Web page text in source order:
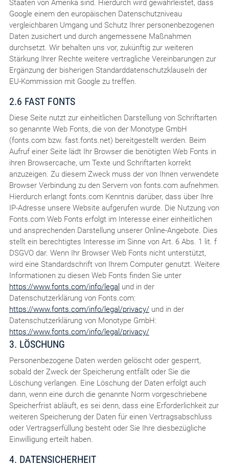
Staaten von Amerika sind. Hierdurch wird gewährleistet, dass
Google einem den europäischen Datenschutzniveau
vergleichbaren Umgang und Schutz Ihrer personenbezogenen
Daten zusichert und durch angemessene Maßnahmen
durchsetzt. Wir behalten uns vor, zukünftig zur weiteren
Stärkung Ihrer Rechte weitere vertragliche Vereinbarungen zur
Ergänzung der bisherigen Standarddatenschutzklauseln der
EU-Kommission mit Google zu treffen.
2.6 FAST FONTS
Diese Seite nutzt zur einheitlichen Darstellung von Schriftarten
so genannte Web Fonts, die von der Monotype GmbH
(fonts.com bzw. fast.fonts.net) bereitgestellt werden. Beim
Aufruf einer Seite lädt Ihr Browser die benötigten Web Fonts in
ihren Browsercache, um Texte und Schriftarten korrekt
anzuzeigen. Zu diesem Zweck muss der von Ihnen verwendete
Browser Verbindung zu den Servern von fonts.com aufnehmen.
Hierdurch erlangt fonts.com Kenntnis darüber, dass über Ihre
IP-Adresse unsere Website aufgerufen wurde. Die Nutzung von
Fonts.com Web Fonts erfolgt im Interesse einer einheitlichen
und ansprechenden Darstellung unserer Online-Angebote. Dies
stellt ein berechtigtes Interesse im Sinne von Art. 6 Abs. 1 lit. f
DSGVO dar. Wenn Ihr Browser Web Fonts nicht unterstützt,
wird eine Standardschrift von Ihrem Computer genutzt. Weitere
Informationen zu diesen Web Fonts finden Sie unter
https://www.fonts.com/info/legal und in der
Datenschutzerklärung von Fonts.com:
https://www.fonts.com/info/legal/privacy/und in der
Datenschutzerklärung von Monotype GmbH:
https://www.fonts.com/info/legal/privacy/
3. LÖSCHUNG
Personenbezogene Daten werden gelöscht oder gesperrt,
sobald der Zweck der Speicherung entfällt oder Sie die
Löschung verlangen. Eine Löschung der Daten erfolgt auch
dann, wenn eine durch die genannte Norm vorgeschriebene
Speicherfrist abläuft, es sei denn, dass eine Erforderlichkeit zur
weiteren Speicherung der Daten für einen Vertragsabschluss
oder Vertragserfüllung besteht oder Sie Ihre diesbezügliche
Einwilligung erteilt haben.
4. DATENSICHERHEIT